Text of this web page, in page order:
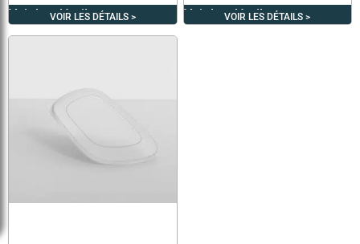
VOIR LES DÉTAILS >
Voir les détails > VOIR LES DÉTAILS >
Voir les détails >